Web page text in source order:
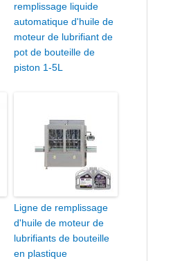
remplissage liquide
automatique d'huile de
moteur de lubrifiant de
pot de bouteille de
piston 1-5L
Ligne de remplissage
d'huile de moteur de
lubrifiants de bouteille
en plastique